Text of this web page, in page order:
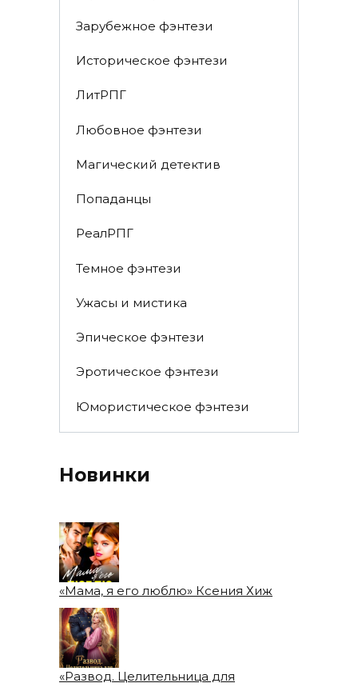
Зарубежное фэнтези
Историческое фэнтези
ЛитРПГ
Любовное фэнтези
Магический детектив
Попаданцы
РеалРПГ
Темное фэнтези
Ужасы и мистика
Эпическое фэнтези
Эротическое фэнтези
Юмористическое фэнтези
Новинки
«Мама, я его люблю» Ксения Хиж
«Развод. Целительница для